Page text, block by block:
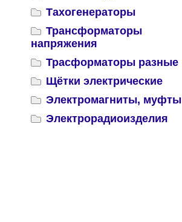
Тахогенераторы
Трансформаторы
напряжения
Трасформаторы разные
Щётки электрические
Электромагниты, муфты
Электрорадиоизделия